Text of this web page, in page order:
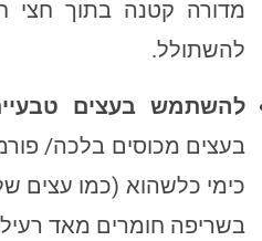
מדורה קטנה בתוך חצי
להשתולל.
להשתמש בעצים
בעצים מכוסים בלכה/
כימי כלשהוא (כמו עצים
בשריפה חומרים מאד